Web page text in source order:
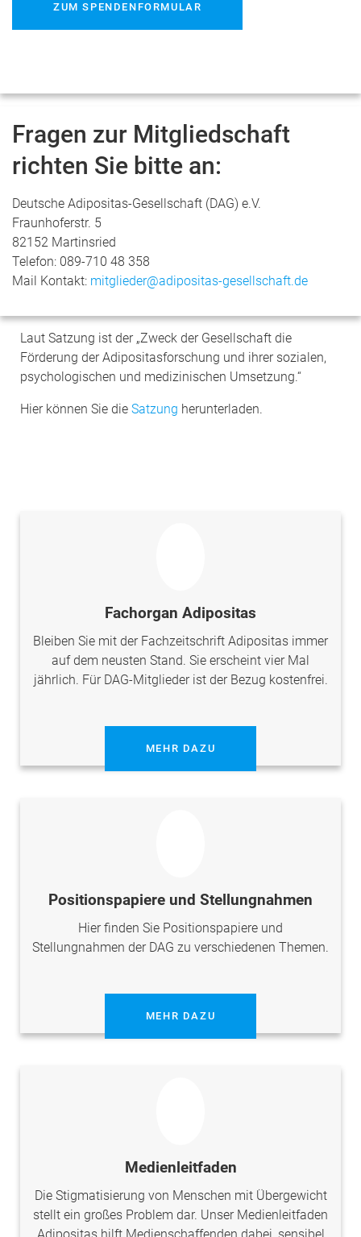
ZUM SPENDENFORMULAR
Fragen zur Mitgliedschaft
richten Sie bitte an:
Deutsche Adipositas-Gesellschaft (DAG) e.V.
Fraunhoferstr. 5
82152 Martinsried
Telefon: 089-710 48 358
Mail Kontakt: mitglieder@adipositas-gesellschaft.de
Laut Satzung ist der „Zweck der Gesellschaft die
Förderung der Adipositasforschung und ihrer sozialen,
psychologischen und medizinischen Umsetzung.“
Hier können Sie die Satzung herunterladen.
Fachorgan Adipositas
Bleiben Sie mit der Fachzeitschrift Adipositas immer
auf dem neusten Stand. Sie erscheint vier Mal
jährlich. Für DAG-Mitglieder ist der Bezug kostenfrei.
MEHR DAZU
Positionspapiere und Stellungnahmen
Hier finden Sie Positionspapiere und
Stellungnahmen der DAG zu verschiedenen Themen.
MEHR DAZU
Medienleitfaden
Die Stigmatisierung von Menschen mit Übergewicht
stellt ein großes Problem dar. Unser Medienleitfaden